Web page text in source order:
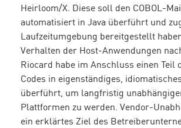
Heirloom/X. Diese soll den COBOL-
automatisiert in Java überführt und
Laufzeitumgebung bereitgestellt
Verhalten der Host-Anwendungen
Riocard habe im Anschluss einen Teil
Codes in eigenständiges,
überführt, um langfristig
Plattformen zu werden. Vendor-
ein erklärtes Ziel des